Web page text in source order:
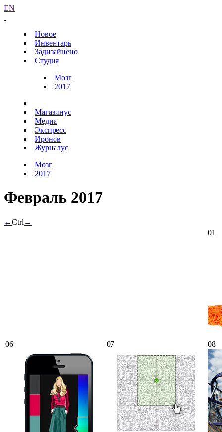
EN
Новое
Инвентарь
Задизайнено
Студия
Мозг
2017
Магазинус
Медиа
Экспресс
Иронов
Журналус
Мозг
2017
Февраль 2017
←Ctrl →
01
06 07 08